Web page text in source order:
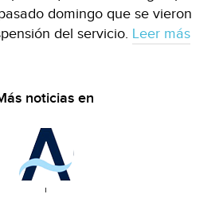
domingo que se vieron
del servicio. Leer más
noticias en